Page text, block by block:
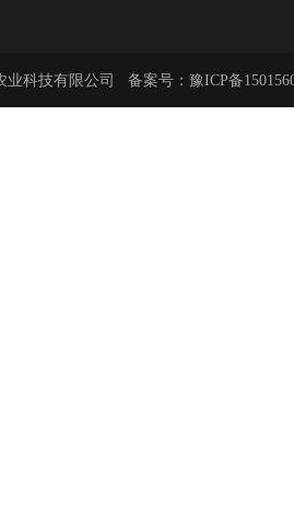
业科技有限公司 备案号： 豫ICP备